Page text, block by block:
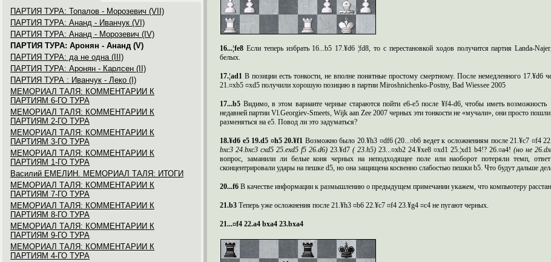
ПАРТИЯ ТУРА: Топалов - Морозевич (VII)
ПАРТИЯ ТУРА: Ананд - Иванчук (VI)
ПАРТИЯ ТУРА: Ананд - Морозевич (IV)
ПАРТИЯ ТУРА: Аронян - Ананд (V)
ПАРТИЯ ТУРА: да не одна (III)
ПАРТИЯ ТУРА: Аронян - Карлсен (II)
ПАРТИЯ ТУРА : Иванчук - Леко (I)
МЕМОРИАЛ ТАЛЯ: КОММЕНТАРИИ К
ПАРТИЯМ 6-ГО ТУРА
МЕМОРИАЛ ТАЛЯ: КОММЕНТАРИИ К
ПАРТИЯМ 2-ГО ТУРА
МЕМОРИАЛ ТАЛЯ: КОММЕНТАРИИ К
ПАРТИЯМ 3-ГО ТУРА
МЕМОРИАЛ ТАЛЯ: КОММЕНТАРИИ К
ПАРТИЯМ 1-ГО ТУРА
Василий ЕМЕЛИН. МЕМОРИАЛ ТАЛЯ: ИТОГИ
МЕМОРИАЛ ТАЛЯ: КОММЕНТАРИИ К
ПАРТИЯМ 7-ГО ТУРА
МЕМОРИАЛ ТАЛЯ: КОММЕНТАРИИ К
ПАРТИЯМ 8-ГО ТУРА
МЕМОРИАЛ ТАЛЯ: КОММЕНТАРИИ К
ПАРТИЯМ 9-ГО ТУРА
МЕМОРИАЛ ТАЛЯ: КОММЕНТАРИИ К
ПАРТИЯМ 4-ГО ТУРА
16...¦fe8 Если теперь избрать 16...b5 17.¥d6 ¦fd8, то с перестановкой ходов получится партияLanda-Najer
белых.
17.¦ad1Впозиции есть тонкости, не вполне понятные простому смертному. После немедленного 17.¥d6
21.¤xb5 ¤xd5 получили хорошую позицию в партии Miroshnichenko-Postny, Bad Wiessee 2005
17...b5 Видимо, в этом варианте черные стараются пойти e6-e5 после ¥f4-d6, чтобы иметь возможность
недавней партииVl.Georgiev-Smeets,Wijk aan Zee 2007 черных эти тонкости не «мучали», они просто
разменяться на e5. Повод ли это задуматься?
18.¥d6 e5 19.d5 ¤h5 20.¥f1 Возможно было 20.¥h3 ¤df6 (20...¤b6 ведет к осложнениям после 21.¥c7 ¤f4
bxc3 24.bxc3 cxd5 25.exd5 f5 26.d6) 23.¥d7 ( 23.h5) 23...¤xb2 24.¥xe8 ¤xd1 25.¦xd1 b4!? 26.¤a4! (но не
вопрос, заманили ли белые коня черных на неподходящее поле или наоборот потеряли темп,
сконцентрировали удары на пешке d5, но она защищена косвенно слабостью пешки b5. Что будут дальше
20...f6 В качестве информации к размышлению о предыдущем примечании укажем, что компьютеру
21.b3 Теперь уже осложнения после 21.¥h3 ¤b6 22.¥c7 ¤f4 23.¥g4 ¤c4 не пугают черных.
21...¤f4 22.a4 bxa4 23.bxa4